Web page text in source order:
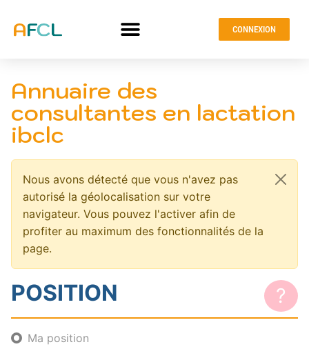
CONNEXION
Annuaire des
consultantes en lactation
ibclc
Nous avons détecté que vous n'avez pas
autorisé la géolocalisation sur votre
navigateur. Vous pouvez l'activer afin de
profiter au maximum des fonctionnalités de la
page.
POSITION ?
Ma position